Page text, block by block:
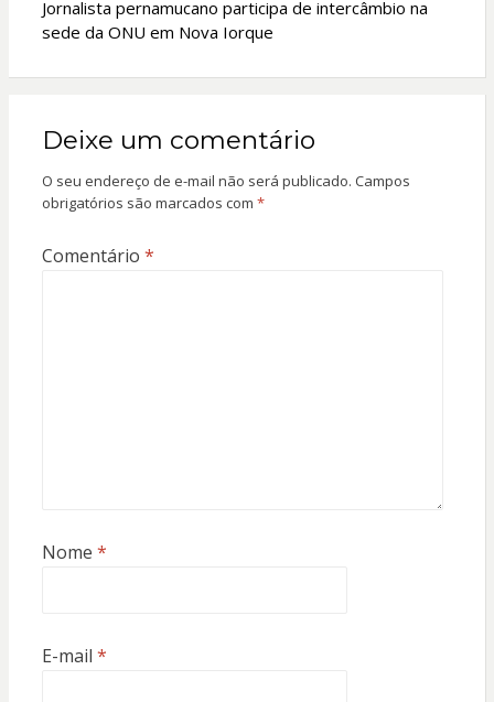
Jornalista pernamucano participa de intercâmbio na
sede da ONU em Nova Iorque
Deixe um comentário
O seu endereço de e-mail não será publicado. Campos
obrigatórios são marcados com *
Comentário *
Nome *
E-mail *